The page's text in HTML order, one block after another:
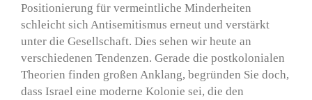
Positionierung für vermeintliche Minderheiten
schleicht sich Antisemitismus erneut und verstärkt
unter die Gesellschaft. Dies sehen wir heute an
verschiedenen Tendenzen. Gerade die postkolonialen
Theorien finden großen Anklang, begründen Sie doch,
dass Israel eine moderne Kolonie sei, die den